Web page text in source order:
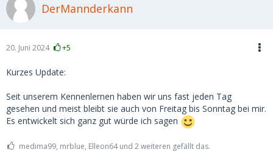
DerMannderkann
20. Juni 2024 +5
Kurzes Update:
Seit unserem Kennenlernen haben wir uns fast jeden Tag
gesehen und meist bleibt sie auch von Freitag bis Sonntag bei mir.
Es entwickelt sich ganz gut würde ich sagen
medima99, mrblue, Elleon64 und 2 weiteren gefällt das.